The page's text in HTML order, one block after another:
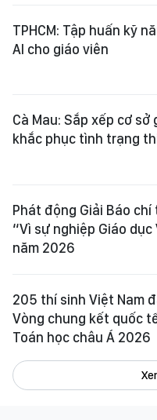
TPHCM: Tập huấn kỹ
AI cho giáo viên
Cà Mau: Sắp xếp cơ sở
khắc phục tình trạng
Phát động Giải Báo
“Vì sự nghiệp Giáo dục
năm 2026
205 thí sinh Việt Nam
Vòng chung kết quốc
Toán học châu Á 2026